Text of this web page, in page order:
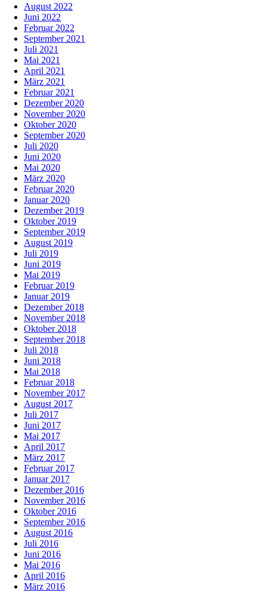
August 2022
Juni 2022
Februar 2022
September 2021
Juli 2021
Mai 2021
April 2021
März 2021
Februar 2021
Dezember 2020
November 2020
Oktober 2020
September 2020
Juli 2020
Juni 2020
Mai 2020
März 2020
Februar 2020
Januar 2020
Dezember 2019
Oktober 2019
September 2019
August 2019
Juli 2019
Juni 2019
Mai 2019
Februar 2019
Januar 2019
Dezember 2018
November 2018
Oktober 2018
September 2018
Juli 2018
Juni 2018
Mai 2018
Februar 2018
November 2017
August 2017
Juli 2017
Juni 2017
Mai 2017
April 2017
März 2017
Februar 2017
Januar 2017
Dezember 2016
November 2016
Oktober 2016
September 2016
August 2016
Juli 2016
Juni 2016
Mai 2016
April 2016
März 2016